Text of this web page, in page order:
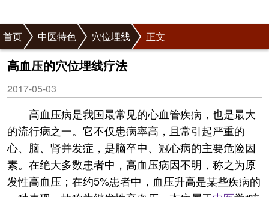
首页 中医特色 穴位埋线 正文
高血压的穴位埋线疗法
2017-05-03
高血压病是我国最常见的心血管疾病，也是最大
的流行病之一。它不仅患病率高，且常引起严重的
心、脑、肾并发症，是脑卒中、冠心病的主要危险因
素。在绝大多数患者中，高血压病因不明，称之为原
发性高血压；在约5%患者中，血压升高是某些疾病的